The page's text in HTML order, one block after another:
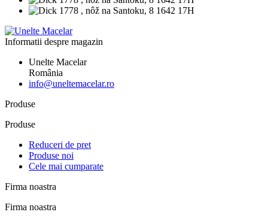
Informatii despre magazin
Unelte Macelar
România
info@uneltemacelar.ro
Produse
Produse
Reduceri de pret
Produse noi
Cele mai cumparate
Firma noastra
Firma noastra